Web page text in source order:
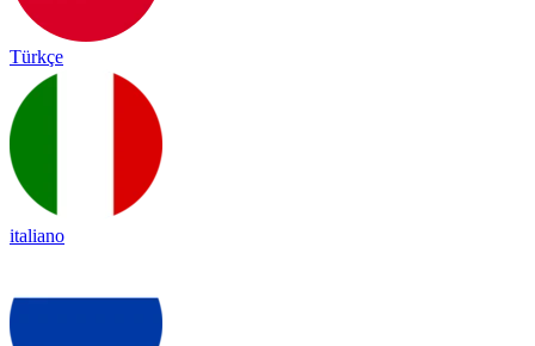
Türkçe
italiano